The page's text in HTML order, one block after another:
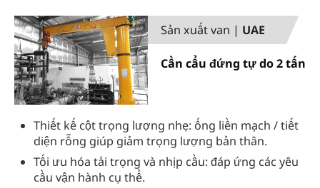
Sản xuất van | UAE
Cần cẩu đứng tự do 2 tấn
Thiết kế cột trọng lượng nhẹ: ống liền mạch / tiết
diện rỗng giúp giảm trọng lượng bản thân.
Tối ưu hóa tải trọng và nhịp cầu: đáp ứng các yêu
cầu vận hành cụ thể.